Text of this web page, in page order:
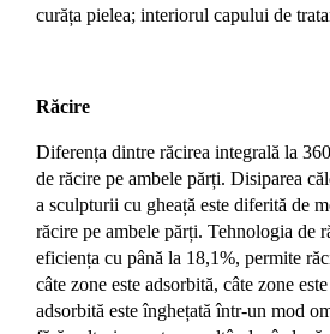
curăța pielea; interiorul capului de
Răcire
Diferența dintre răcirea integrală la
de răcire pe ambele părți. Disiparea
a sculpturii cu gheață este diferită de
răcire pe ambele părți. Tehnologia de
eficiența cu până la 18,1%, permite
câte zone este adsorbită, câte zone
adsorbită este înghețată într-un mod